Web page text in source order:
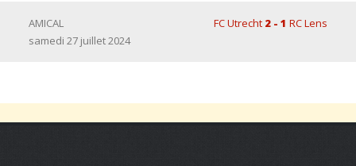
AMICAL FC Utrecht 2 - 1 RC Lens
samedi 27 juillet 2024